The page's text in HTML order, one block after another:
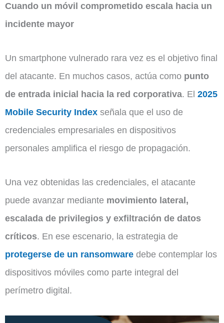
Cuando un móvil comprometido escala hacia un
incidente mayor
Un smartphone vulnerado rara vez es el objetivo final
del atacante. En muchos casos, actúa como punto
de entrada inicial hacia la red corporativa. El 2025
Mobile Security Index señala que el uso de
credenciales empresariales en dispositivos
personales amplifica el riesgo de propagación.
Una vez obtenidas las credenciales, el atacante
puede avanzar mediante movimiento lateral,
escalada de privilegios y exfiltración de datos
críticos. En ese escenario, la estrategia de
protegerse de un ransomware debe contemplar los
dispositivos móviles como parte integral del
perímetro digital.